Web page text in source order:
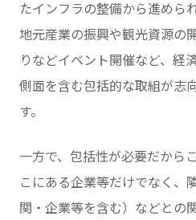
たインフラの整備から進めら
地元産業の振興や観光資源の
りなどイベント開催など、経
側面を含む包括的な取組が志
す。
一方で、包括性が必要だから
こにある企業等だけでなく、
関・企業等を含む）などとの